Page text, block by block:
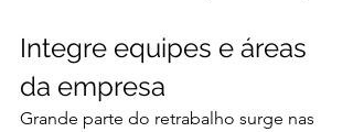
Integre equipes e áreas
da empresa
Grande parte do retrabalho surge nas